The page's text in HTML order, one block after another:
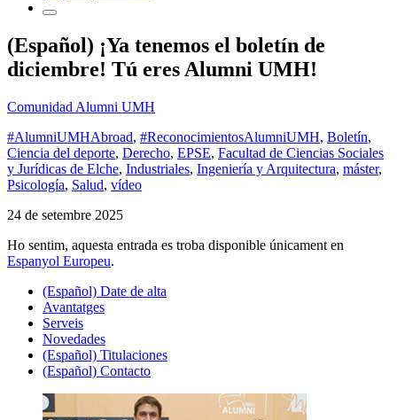
(Español) ¡Ya tenemos el boletín de
diciembre! Tú eres Alumni UMH!
Comunidad Alumni UMH
#AlumniUMHAbroad, #ReconocimientosAlumniUMH, Boletín,
Ciencia del deporte, Derecho, EPSE, Facultad de Ciencias Sociales
y Jurídicas de Elche, Industriales, Ingeniería y Arquitectura, máster,
Psicología, Salud, vídeo
24 de setembre 2025
Ho sentim, aquesta entrada es troba disponible únicament en
Espanyol Europeu.
(Español) Date de alta
Avantatges
Serveis
Novedades
(Español) Titulaciones
(Español) Contacto